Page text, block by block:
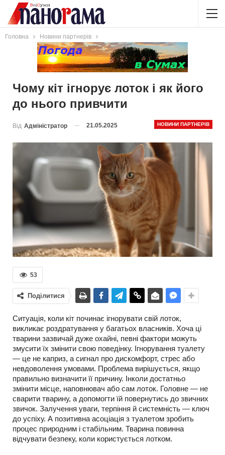
Головна Новини партнерів
Чому кіт ігнорує лоток і як його
до нього привчити
НОВИНИ ПАРТНЕРІВ
Від Адміністратор 21.05.2025
53
Поділитися
Ситуація, коли кіт починає ігнорувати свій лоток,
викликає роздратування у багатьох власників. Хоча ці
тварини зазвичай дуже охайні, певні фактори можуть
змусити їх змінити свою поведінку. Ігнорування туалету
— це не каприз, а сигнал про дискомфорт, стрес або
невдоволення умовами. Проблема вирішується, якщо
правильно визначити її причину. Інколи достатньо
змінити місце, наповнювач або сам лоток. Головне — не
сварити тварину, а допомогти їй повернутись до звичних
звичок. Залучення уваги, терпіння й системність — ключ
до успіху. А позитивна асоціація з туалетом зробить
процес природним і стабільним. Тварина повинна
відчувати безпеку, коли користується лотком.